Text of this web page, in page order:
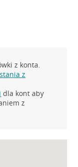
z konta.
z
dla kont aby
z